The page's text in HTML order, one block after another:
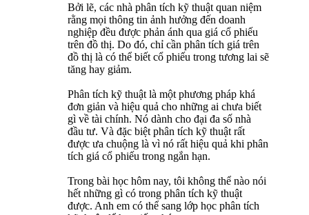
Bởi lẽ, các nhà phân tích kỹ thuật quan niệm
rằng mọi thông tin ảnh hưởng đến doanh
nghiệp đều được phản ánh qua giá cổ phiếu
trên đồ thị. Do đó, chỉ cần phân tích giá trên
đồ thị là có thể biết cổ phiếu trong tương lai sẽ
tăng hay giảm.
Phân tích kỹ thuật là một phương pháp khá
đơn giản và hiệu quả cho những ai chưa biết
gì về tài chính. Nó dành cho đại đa số nhà
đầu tư. Và đặc biệt phân tích kỹ thuật rất
được ưa chuộng là vì nó rất hiệu quả khi phân
tích giá cổ phiếu trong ngắn hạn.
Trong bài học hôm nay, tôi không thể nào nói
hết những gì có trong phân tích kỹ thuật
được. Anh em có thể sang lớp học phân tích